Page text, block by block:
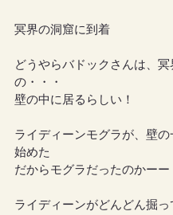
冥界の洞窟に到着
どうやらバドックさんは、冥
の・・・
壁の中に居るらしい！
ライディーンモグラが、壁の
始めた
だからモグラだったのかーー
ライディーンがどんどん掘